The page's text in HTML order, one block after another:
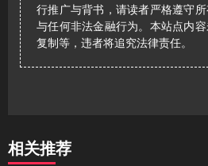
行推广与背书，请读者严格遵守
与任何非法金融行为。本站点内容
复制等，违者将追究法律责任。
相关推荐